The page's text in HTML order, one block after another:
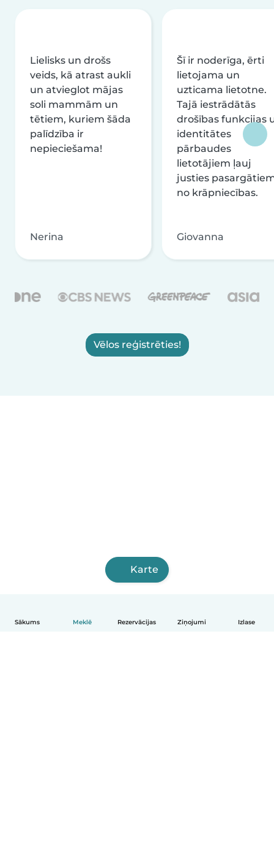
Sākums Meklē Rezervācijas Ziņojumi Izlase
Lielisks un drošs
veids, kā atrast aukli
un atvieglot mājas
soli mammām un
tētiem, kuriem šāda
palīdzība ir
nepieciešama!
Nerina
Šī ir noderīga, ērti
lietojama un
uzticama lietotne.
Tajā iestrādātās
drošības funkcijas
identitātes
pārbaudes
lietotājiem ļauj
justies
no krāpniecības.
Giovanna
Vēlos reģistrēties!
Karte